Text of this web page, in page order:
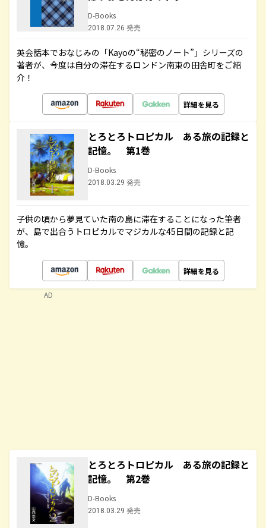
D-Books
2018.07.26 発売
英会話本でおなじみの「Kayoの“秘密のノート”」シリーズの
著者が、今度は自分の滞在するロンドン南東の田舎町をご紹
介！
詳細を見る
とろとろトロピカル ある旅の記録と
記憶。 第1巻
D-Books
2018.03.29 発売
子供の頃から夢見ていた南の島に滞在することになった筆者
が、島で出合うトロピカルでマジカルな45日間の記録と記
憶。
詳細を見る
とろとろトロピカル ある旅の記録と
記憶。 第2巻
D-Books
2018.03.29 発売
AD